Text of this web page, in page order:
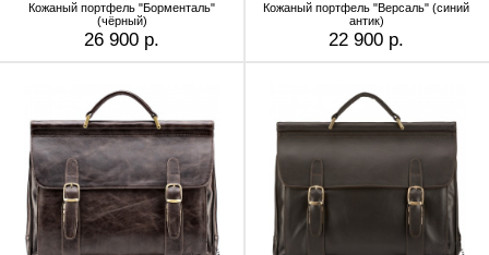
Кожаный портфель "Борменталь"
(чёрный)
26 900 р.
Кожаный портфель "Версаль" (cиний
антик)
22 900 р.